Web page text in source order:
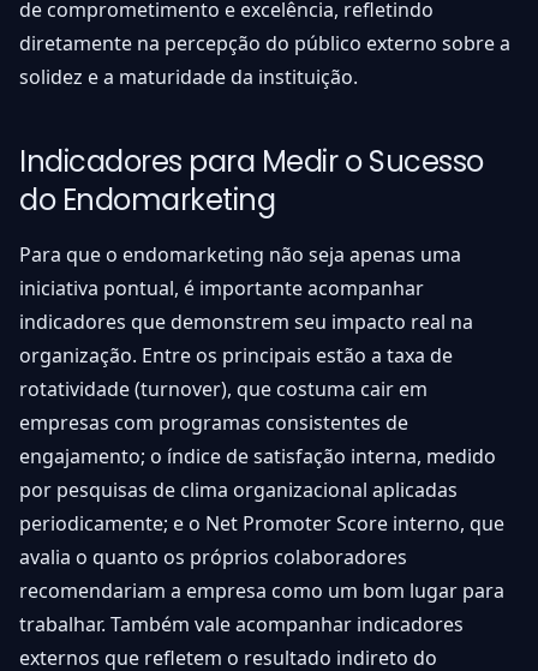
de comprometimento e excelência, refletindo
diretamente na percepção do público externo sobre a
solidez e a maturidade da instituição.
Indicadores para Medir o Sucesso
do Endomarketing
Para que o endomarketing não seja apenas uma
iniciativa pontual, é importante acompanhar
indicadores que demonstrem seu impacto real na
organização. Entre os principais estão a taxa de
rotatividade (turnover), que costuma cair em
empresas com programas consistentes de
engajamento; o índice de satisfação interna, medido
por pesquisas de clima organizacional aplicadas
periodicamente; e o Net Promoter Score interno, que
avalia o quanto os próprios colaboradores
recomendariam a empresa como um bom lugar para
trabalhar. Também vale acompanhar indicadores
externos que refletem o resultado indireto do